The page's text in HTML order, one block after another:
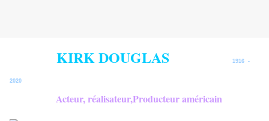
KIRK DOUGLAS 1916 -
2020
Acteur, réalisateur,Producteur américain